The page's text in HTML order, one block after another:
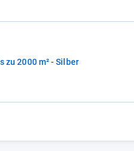
zu 2000 m² - Silber